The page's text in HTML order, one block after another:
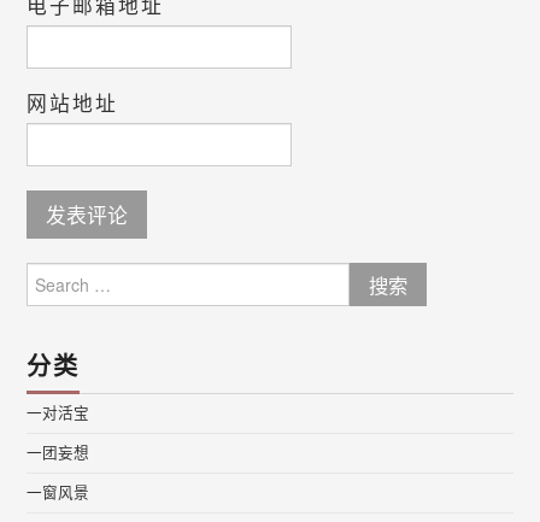
电子邮箱地址
网站地址
for:
分类
一对活宝
一团妄想
一窗风景